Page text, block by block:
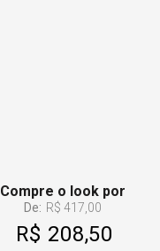
Compre o look por
De: R$ 417,00
R$ 208,50